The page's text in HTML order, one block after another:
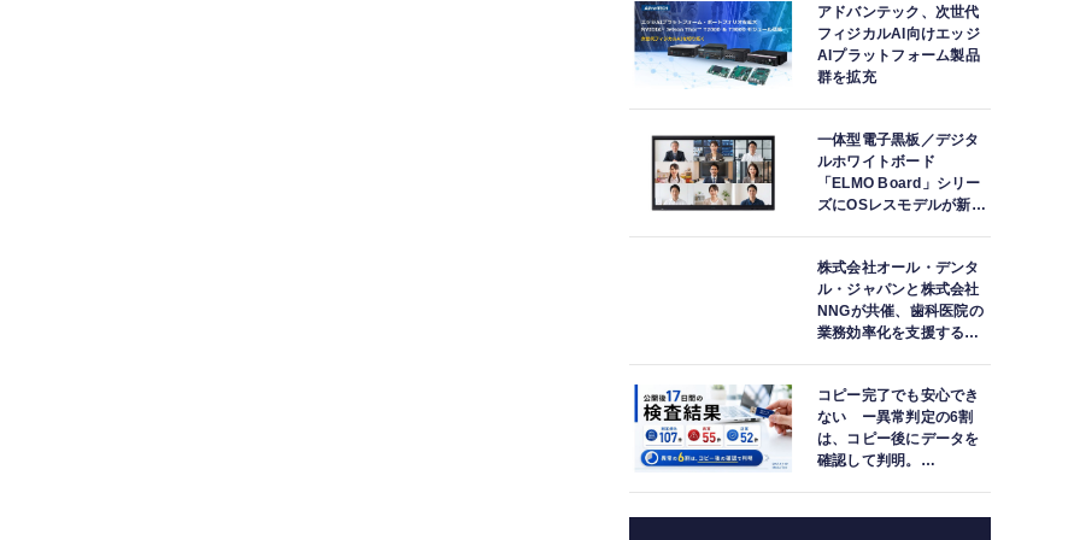
アドバンテック、次世代
フィジカルAI向けエッジ
AIプラットフォーム製品
群を拡充
一体型電子黒板／デジタ
ルホワイトボード
「ELMO Board」シリー
ズにOSレスモデルが新登
株式会社オール・デンタ
ル・ジャパンと株式会社
NNGが共催、歯科医院の
業務効率化を支援する院
紹介
コピー完了でも安心でき
ない ー異常判定の6割
は、コピー後にデータを
確認して判明。